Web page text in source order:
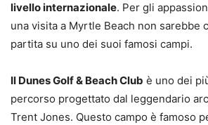
livello internazionale. Per gli
una visita a Myrtle Beach non sarebbe
partita su uno dei suoi famosi campi.
Il Dunes Golf & Beach Club è uno dei
percorso progettato dal leggendario
Trent Jones. Questo campo è famoso